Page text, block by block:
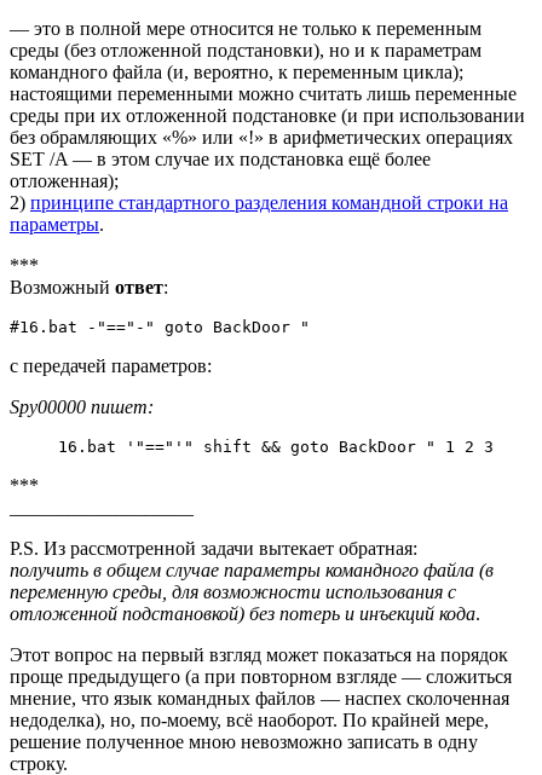
— это в полной мере относится не только к переменным
среды (без отложенной подстановки), но и к параметрам
командного файла (и, вероятно, к переменным цикла);
настоящими переменными можно считать лишь переменные
среды при их отложенной подстановке (и при использовании
без обрамляющих «%» или «!» в арифметических операциях
SET /A — в этом случае их подстановка ещё более
отложенная);
2) принципе стандартного разделения командной строки на
параметры.
***
Возможный ответ:
#16.bat -"=="-" goto BackDoor "
с передачей параметров:
Spy00000 пишет:
16.bat '"=="'" shift && goto BackDoor " 1 2 3
***
P.S. Из рассмотренной задачи вытекает обратная:
получить в общем случае параметры командного файла (в
переменную среды, для возможности использования с
отложенной подстановкой) без потерь и инъекций кода.
Этот вопрос на первый взгляд может показаться на порядок
проще предыдущего (а при повторном взгляде — сложиться
мнение, что язык командных файлов — наспех сколоченная
недоделка), но, по-моему, всё наоборот. По крайней мере,
решение полученное мною невозможно записать в одну
строку.